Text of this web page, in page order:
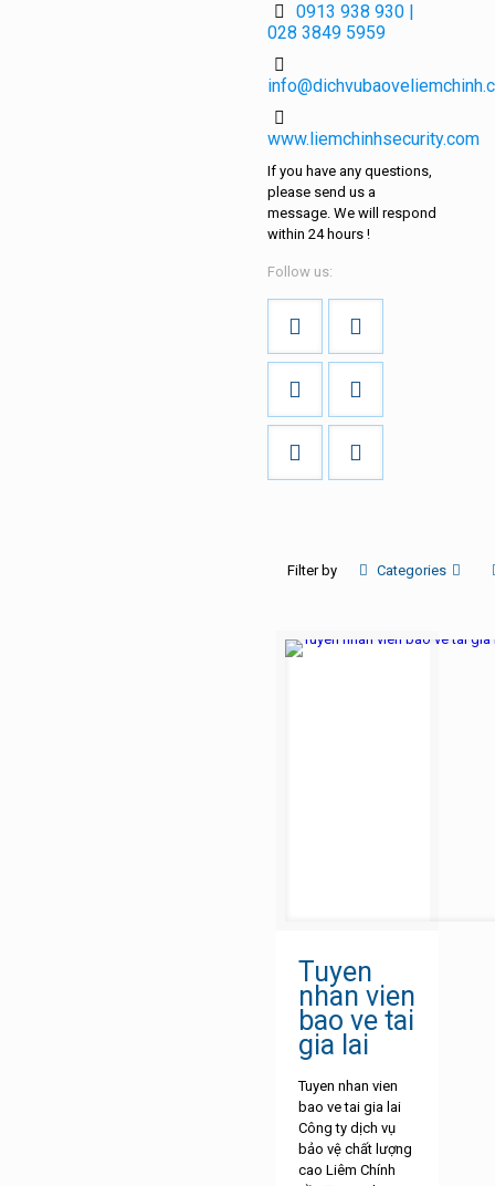
0913 938 930 |
028 3849 5959
www.liemchinhsecurity.com
If you have any questions,
please send us a
message. We will respond
within 24 hours!
Follow us:
Filter by Categories
Tuyen
nhan vien
bao ve tai
gia lai
Tuyen nhan vien
bao ve tai gia lai
Công ty dịch vụ
bảo vệ chất lượng
cao Liêm Chính